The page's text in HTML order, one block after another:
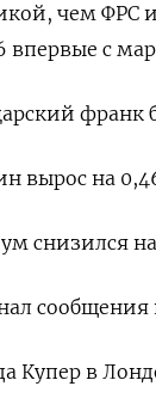
чем ФРС
впервые с
франк
вырос на
снизился
сообщения
Купер в